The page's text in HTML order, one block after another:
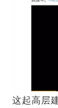
这起高层